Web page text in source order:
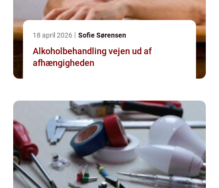
18 april 2026 Sofie Sørensen
Alkoholbehandling vejen ud af
afhængigheden